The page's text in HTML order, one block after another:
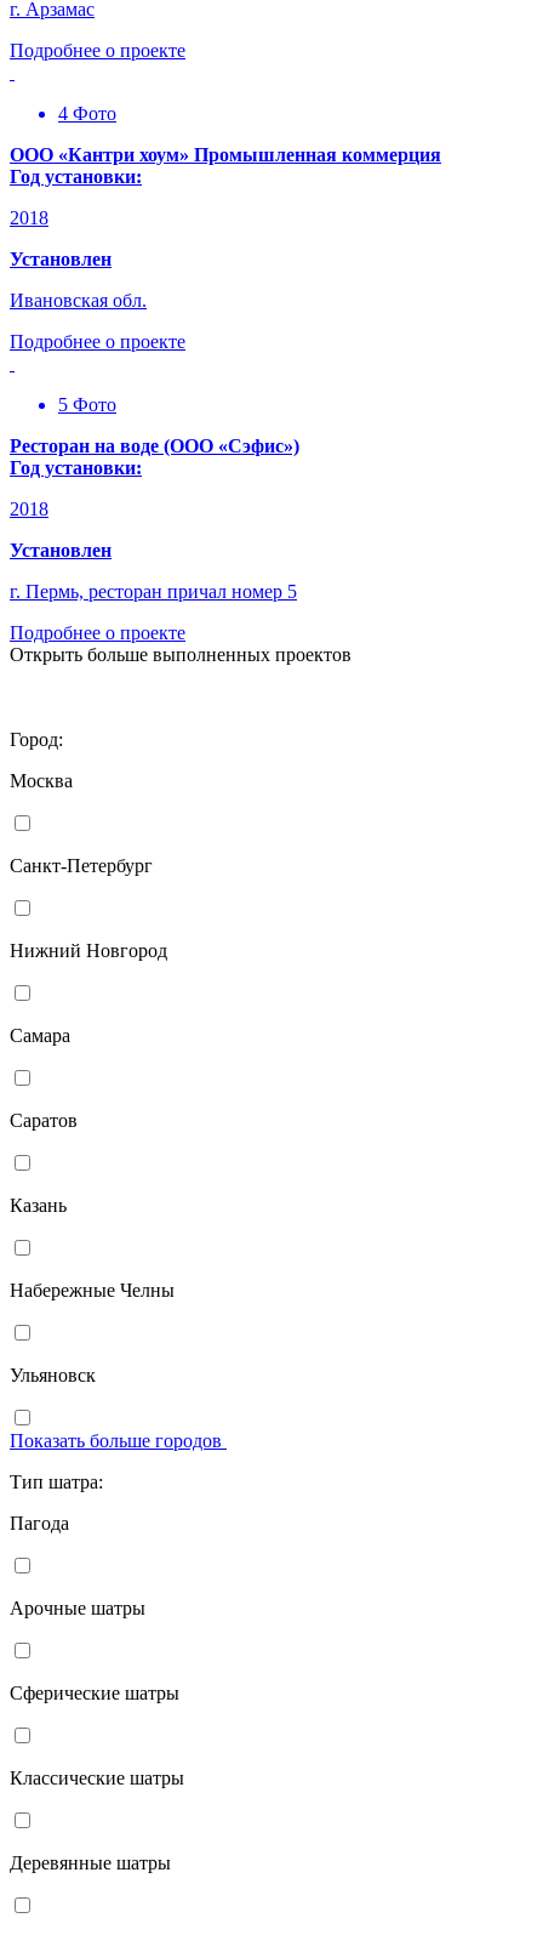
г. Арзамас
Подробнее о проекте
4 Фото
ООО «Кантри хоум» Промышленная коммерция
Год установки:
2018
Установлен
Ивановская обл.
Подробнее о проекте
5 Фото
Ресторан на воде (ООО «Сэфис»)
Год установки:
2018
Установлен
г. Пермь, ресторан причал номер 5
Подробнее о проекте
Открыть больше выполненных проектов
Город:
Москва
Санкт-Петербург
Нижний Новгород
Самара
Саратов
Казань
Набережные Челны
Ульяновск
Показать больше городов
Тип шатра:
Пагода
Арочные шатры
Сферические шатры
Классические шатры
Деревянные шатры